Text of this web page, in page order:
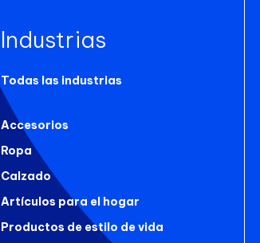
Industrias
Todas las industrias
Accesorios
Ropa
Calzado
Artículos para el hogar
Productos de estilo de vida